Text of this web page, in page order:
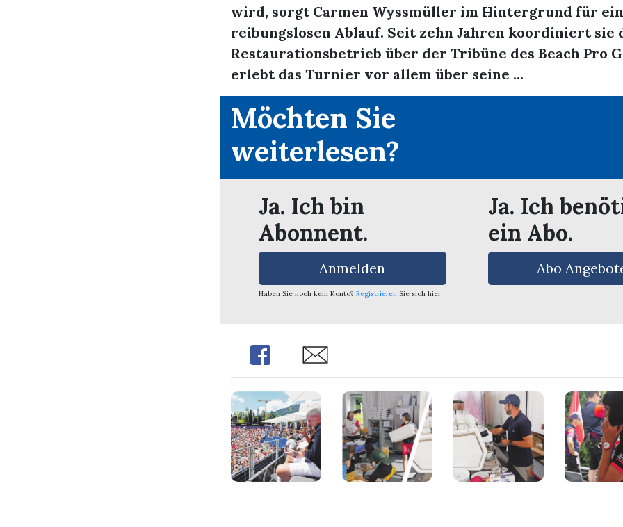
wird, sorgt Carmen Wyssmüller im Hintergrund für
reibungslosen Ablauf. Seit zehn Jahren koordiniert sie
Restaurationsbetrieb über der Tribüne des Beach Pro
erlebt das Turnier vor allem über seine ...
Möchten Sie
weiterlesen?
Ja. Ich bin
Abonnent.
Anmelden
Haben Sie noch kein Konto? Registrieren Sie sich hier
Ja. Ich
ein Abo.
Abo
Share Share